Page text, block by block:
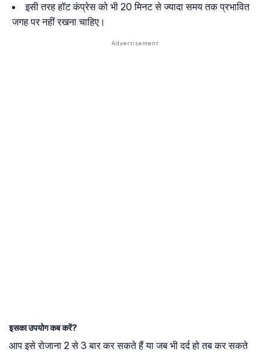
इसी तरह हॉट कंप्रेस को भी 20 मिनट से ज्यादा समय तक प्रभावित
जगह पर नहीं रखना चाहिए।
इसका उपयोग कब करें?
आप इसे रोजाना 2 से 3 बार कर सकते हैं या जब भी दर्द हो तब कर सकते